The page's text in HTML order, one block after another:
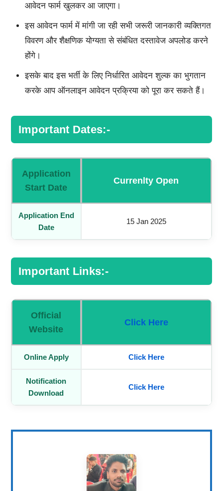
आवेदन फार्म खुलकर आ जाएगा।
इस आवेदन फार्म में मांगी जा रही सभी जरूरी जानकारी व्यक्तिगत
विवरण और शैक्षणिक योग्यता से संबंधित दस्तावेज अपलोड करने
होंगे।
इसके बाद इस भर्ती के लिए निर्धारित आवेदन शुल्क का भुगतान
करके आप ऑनलाइन आवेदन प्रक्रिया को पूरा कर सकते हैं।
Important Dates:-
Application
Start Date
Currenlty Open
Application End
Date
15 Jan 2025
Important Links:-
Official
Website
Click Here
Online Apply Click Here
Notification
Download
Click Here